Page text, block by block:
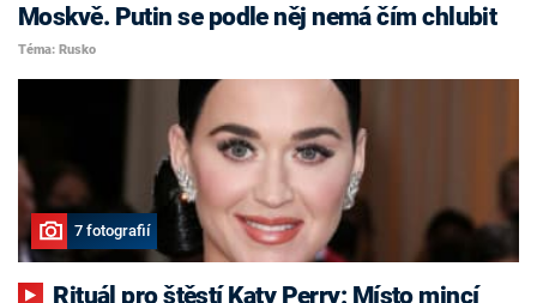
Moskvě. Putin se podle něj nemá čím chlubit
Téma: Rusko
7 fotografií